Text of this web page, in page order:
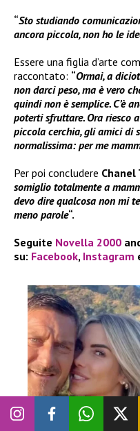
“Sto studiando
ancora piccola, non ho le
Essere una figlia d’arte
raccontato: “Ormai, a
non darci peso, ma è vero
quindi non è semplice. C’è
poterti sfruttare. Ora riesco
piccola cerchia, gli amici di
normalissima: per me
Per poi concludere
somiglio totalmente a
devo dire qualcosa non mi
meno parole“.
Seguite Novella 2000
su: Facebook, Instagram